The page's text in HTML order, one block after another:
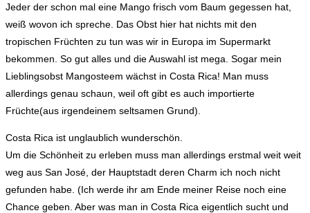
Jeder der schon mal eine Mango frisch vom Baum gegessen hat,
weiß wovon ich spreche. Das Obst hier hat nichts mit den
tropischen Früchten zu tun was wir in Europa im Supermarkt
bekommen. So gut alles und die Auswahl ist mega. Sogar mein
Lieblingsobst Mangosteem wächst in Costa Rica! Man muss
allerdings genau schaun, weil oft gibt es auch importierte
Früchte(aus irgendeinem seltsamen Grund).
Costa Rica ist unglaublich wunderschön.
Um die Schönheit zu erleben muss man allerdings erstmal weit weit
weg aus San José, der Hauptstadt deren Charm ich noch nicht
gefunden habe. (Ich werde ihr am Ende meiner Reise noch eine
Chance geben. Aber was man in Costa Rica eigentlich sucht und